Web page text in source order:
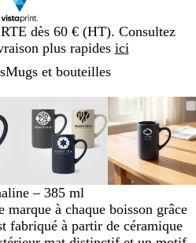
dès 60 € (HT). Consultez
plus rapides ici
Mugs et bouteilles
zoomable
au
minimum
pour
développer
les
touches
plus
et
moins
pour
zoomer
et
Image
au
Cliquez
pour
Utilisez
les
touches
plus
et
moins
pour
zoomer
– 385 ml
à chaque boisson grâce
fabriqué à partir de céramique